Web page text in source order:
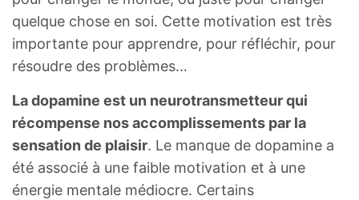
quelque chose en soi. Cette motivation est très
importante pour apprendre, pour réfléchir, pour
résoudre des problèmes…
La dopamine est un neurotransmetteur qui
récompense nos accomplissements par la
sensation de plaisir. Le manque de dopamine a
été associé à une faible motivation et à une
énergie mentale médiocre. Certains